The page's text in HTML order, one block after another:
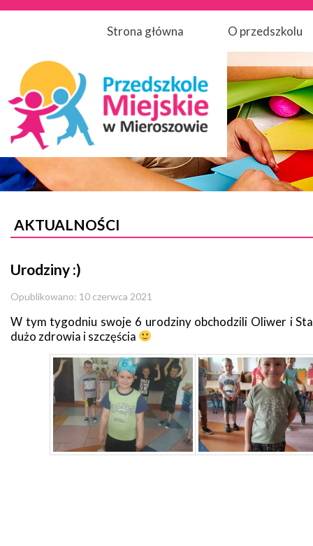
Strona główna O przedszkolu
AKTUALNOŚCI
Urodziny :)
Opublikowano: 10 czerwca 2021
W tym tygodniu swoje 6 urodziny obchodzili Oliwer i
dużo zdrowia i szczęścia